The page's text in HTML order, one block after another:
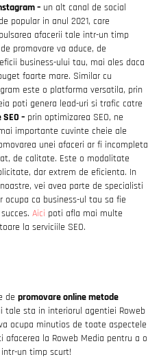
– un alt canal de social
popular in anul 2021, care
afacerii tale intr-un timp
promovare va aduce, de
business-ului tau, mai ales daca
foarte mare. Similar cu
este o platforma versatila, prin
poti genera lead-uri si trafic catre
– prin optimizarea SEO, ne
importante cuvinte cheie ale
unei afaceri ar fi incompleta
de calitate. Este o modalitate
dar extrem de eficienta. In
vei avea parte de specialisti
ocupa ca business-ul tau sa fie
Aici poti afla mai multe
la serviciile SEO.
de promovare online metode
tale sta in interiorul agentiei Roweb
ocupa minutios de toate aspectele
afacerea la Roweb Media pentru a o
un timp scurt!